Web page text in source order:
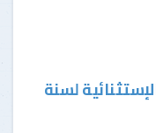
لسنة